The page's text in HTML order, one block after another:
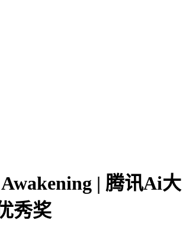
Awakening | 腾讯Ai大
秀奖